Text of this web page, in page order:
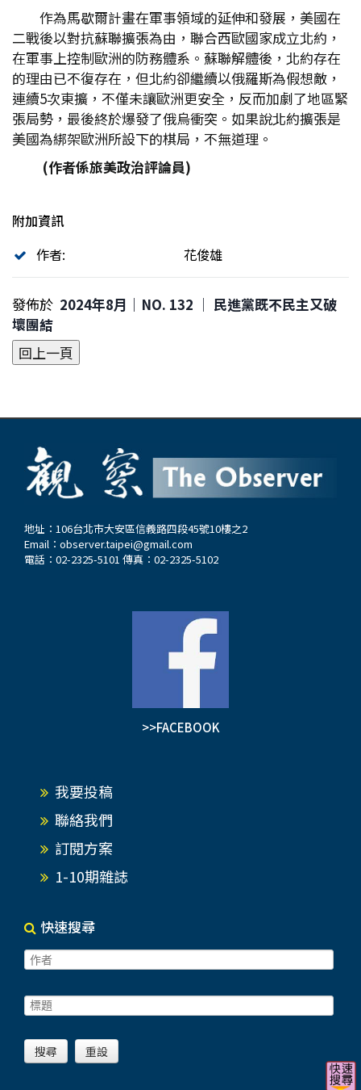
作為馬歇爾計畫在軍事領域的延伸和發展，美國在
二戰後以對抗蘇聯擴張為由，聯合西歐國家成立北約，
在軍事上控制歐洲的防務體系。蘇聯解體後，北約存在
的理由已不復存在，但北約卻繼續以俄羅斯為假想敵，
連續5次東擴，不僅未讓歐洲更安全，反而加劇了地區緊
張局勢，最後終於爆發了俄烏衝突。如果說北約擴張是
美國為綁架歐洲所設下的棋局，不無道理。
(作者係旅美政治評論員)
附加資訊
作者:
花俊雄
發佈於 2024年8月｜NO. 132 │ 民進黨既不民主又破
壞團結
地址：106台北市大安區信義路四段45號10樓之2
Email： observer.taipei@gmail.com
電話：02-2325-5101 傳真：02-2325-5102
>>FACEBOOK
我要投稿
聯絡我們
訂閱方案
1-10期雜誌
快速搜尋